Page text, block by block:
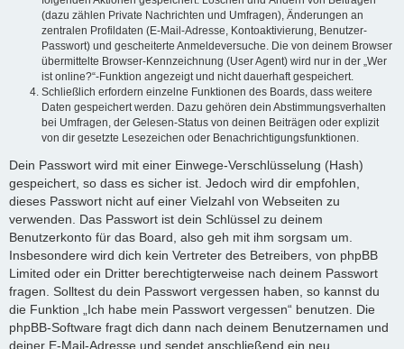
(dazu zählen Private Nachrichten und Umfragen), Änderungen an
zentralen Profildaten (E-Mail-Adresse, Kontoaktivierung, Benutzer-
Passwort) und gescheiterte Anmeldeversuche. Die von deinem Browser
übermittelte Browser-Kennzeichnung (User Agent) wird nur in der „Wer
ist online?“-Funktion angezeigt und nicht dauerhaft gespeichert.
Schließlich erfordern einzelne Funktionen des Boards, dass weitere
Daten gespeichert werden. Dazu gehören dein Abstimmungsverhalten
bei Umfragen, der Gelesen-Status von deinen Beiträgen oder explizit
von dir gesetzte Lesezeichen oder Benachrichtigungsfunktionen.
Dein Passwort wird mit einer Einwege-Verschlüsselung (Hash)
gespeichert, so dass es sicher ist. Jedoch wird dir empfohlen,
dieses Passwort nicht auf einer Vielzahl von Webseiten zu
verwenden. Das Passwort ist dein Schlüssel zu deinem
Benutzerkonto für das Board, also geh mit ihm sorgsam um.
Insbesondere wird dich kein Vertreter des Betreibers, von phpBB
Limited oder ein Dritter berechtigterweise nach deinem Passwort
fragen. Solltest du dein Passwort vergessen haben, so kannst du
die Funktion „Ich habe mein Passwort vergessen“ benutzen. Die
phpBB-Software fragt dich dann nach deinem Benutzernamen und
deiner E-Mail-Adresse und sendet anschließend ein neu